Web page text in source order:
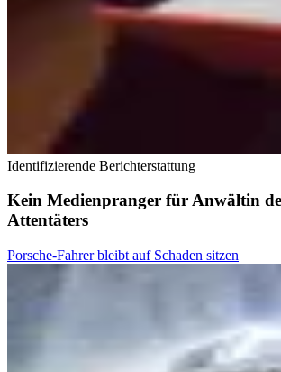
Identifizierende Berichterstattung
Kein Medienpranger für Anwältin
Attentäters
Porsche-Fahrer bleibt auf Schaden sitzen